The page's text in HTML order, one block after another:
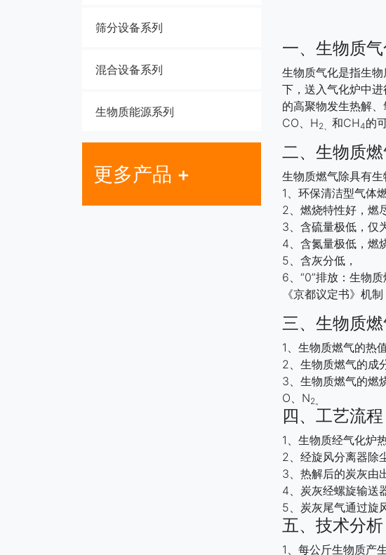
筛分设备系列
混合设备系列
生物质能源系列
更多产品 +
一、生物质
生物质气化是指生
下，送入气化炉中
的高聚物发生热解
CO、H2、 和CH4的
二、生物质
生物质燃气除具有
1、环保清洁型气体
2、燃烧特性好，燃
3、含硫量极低，仅
4、含氮量极低，燃
5、含灰分低，
6、“0”排放：生物
《京都议定书》机
三、生物质
1、生物质燃气的热
2、生物质燃气的成
3、生物质燃气的燃
O、N2。
四、工艺流程
1、生物质经气化炉
2、经旋风分离器除
3、热解后的炭灰由
4、炭灰经螺旋输送
5、炭灰尾气通过旋
五、技术分析
1、每公斤生物质产